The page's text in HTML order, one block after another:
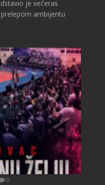
je večeras
ambijentu
0